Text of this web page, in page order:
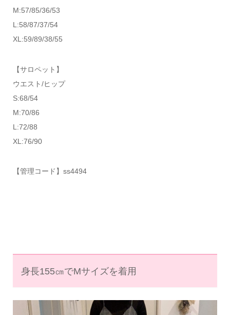
M:57/85/36/53
L:58/87/37/54
XL:59/89/38/55
【サロペット】
ウエスト/ヒップ
S:68/54
M:70/86
L:72/88
XL:76/90
【管理コード】ss4494
身長155㎝でMサイズを着用